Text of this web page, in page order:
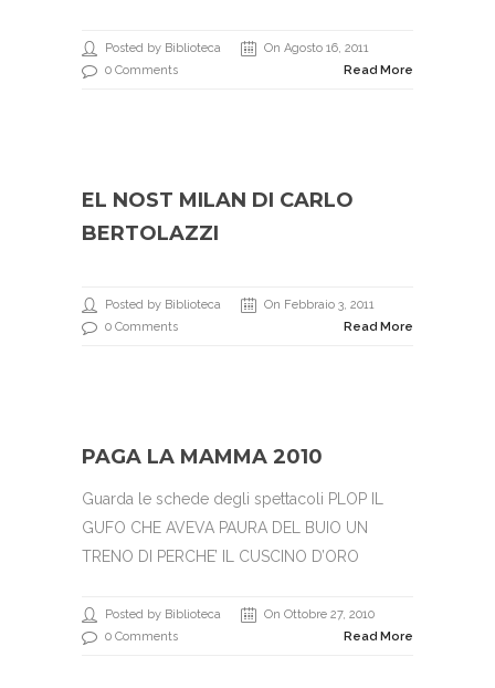
Posted by Biblioteca
On Agosto 16, 2011
0 Comments
Read More
EL NOST MILAN DI CARLO
BERTOLAZZI
Posted by Biblioteca
On Febbraio 3, 2011
0 Comments
Read More
PAGA LA MAMMA 2010
Guarda le schede degli spettacoli PLOP IL
GUFO CHE AVEVA PAURA DEL BUIO UN
TRENO DI PERCHE’ IL CUSCINO D’ORO
Posted by Biblioteca
On Ottobre 27, 2010
0 Comments
Read More